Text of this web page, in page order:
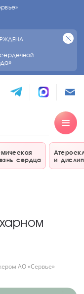
сердца
и
АО «Сервье»